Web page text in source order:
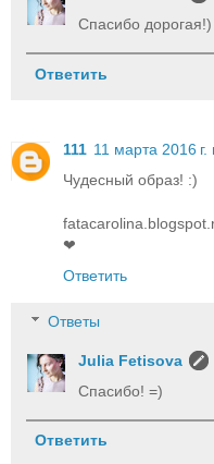
Спасибо дорогая!)
Ответить
111 11 марта 2016 г.
Чудесный образ! :)
❤
Ответить
Ответы
Julia Fetisova
Спасибо! =)
Ответить